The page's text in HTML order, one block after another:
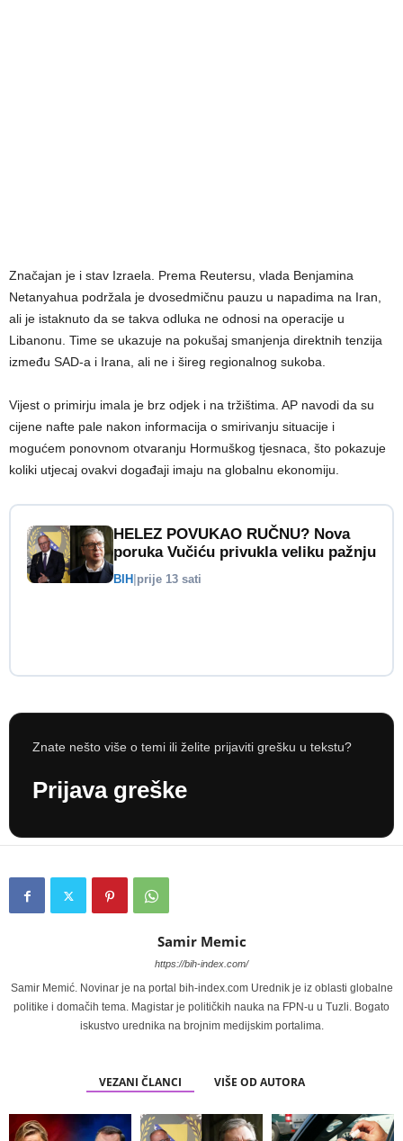
Značajan je i stav Izraela. Prema Reutersu, vlada Benjamina
Netanyahua podržala je dvosedmičnu pauzu u napadima na Iran,
ali je istaknuto da se takva odluka ne odnosi na operacije u
Libanonu. Time se ukazuje na pokušaj smanjenja direktnih tenzija
između SAD-a i Irana, ali ne i šireg regionalnog sukoba.
Vijest o primirju imala je brz odjek i na tržištima. AP navodi da su
cijene nafte pale nakon informacija o smirivanju situacije i
mogućem ponovnom otvaranju Hormuškog tjesnaca, što pokazuje
koliki utjecaj ovakvi događaji imaju na globalnu ekonomiju.
HELEZ POVUKAO RUČNU? Nova
poruka Vučiću privukla veliku pažnju
BIH prije 13 sati
Znate nešto više o temi ili želite prijaviti grešku u tekstu?
Prijava greške
Samir Memic
https://bih-index.com/
Samir Memić. Novinar je na portal bih-index.com Urednik je iz oblasti globalne
politike i domačih tema. Magistar je političkih nauka na FPN-u u Tuzli. Bogato
iskustvo urednika na brojnim medijskim portalima.
VEZANI ČLANCI VIŠE OD AUTORA